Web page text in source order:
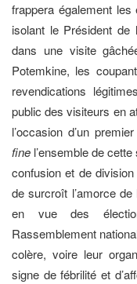
frappera également les
isolant le Président de
dans une visite
Potemkine, les
revendications
public des visiteurs en
l’occasion d’un
fine l’ensemble de
confusion et de division
de surcroît l’amorce
en vue des
Rassemblement
colère, voire leur
signe de fébrilité et